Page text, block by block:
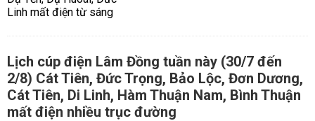
Lịch cúp điện Lâm Đồng tuần này (30/7 đến
2/8) Cát Tiên, Đức Trọng, Bảo Lộc, Đơn Dương,
Cát Tiên, Di Linh, Hàm Thuận Nam, Bình Thuận
mất điện nhiều trục đường